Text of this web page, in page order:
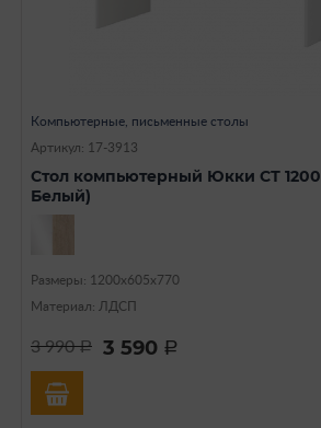
Компьютерные, письменные столы
Артикул: 17-3913
Стол компьютерный Юкки СТ
Белый)
Размеры: 1200х605х770
Материал: ЛДСП
3 990a 3 590 a